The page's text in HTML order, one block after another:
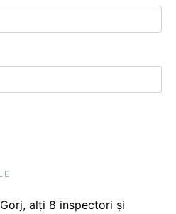
alți 8 inspectori și